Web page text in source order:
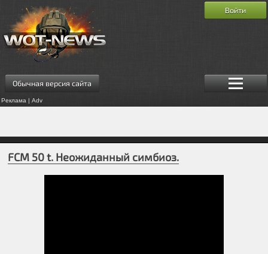
Обычная версия сайта
Реклама | Adv
Войти
FCM 50 t. Неожиданный симбиоз.